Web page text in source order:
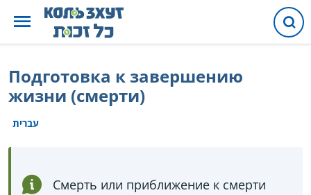
Подготовка к завершению
жизни (смерти)
עברית
Смерть или приближение к смерти